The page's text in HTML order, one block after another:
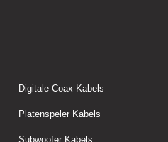
Digitale Coax Kabels
Platenspeler Kabels
Subwoofer Kabels